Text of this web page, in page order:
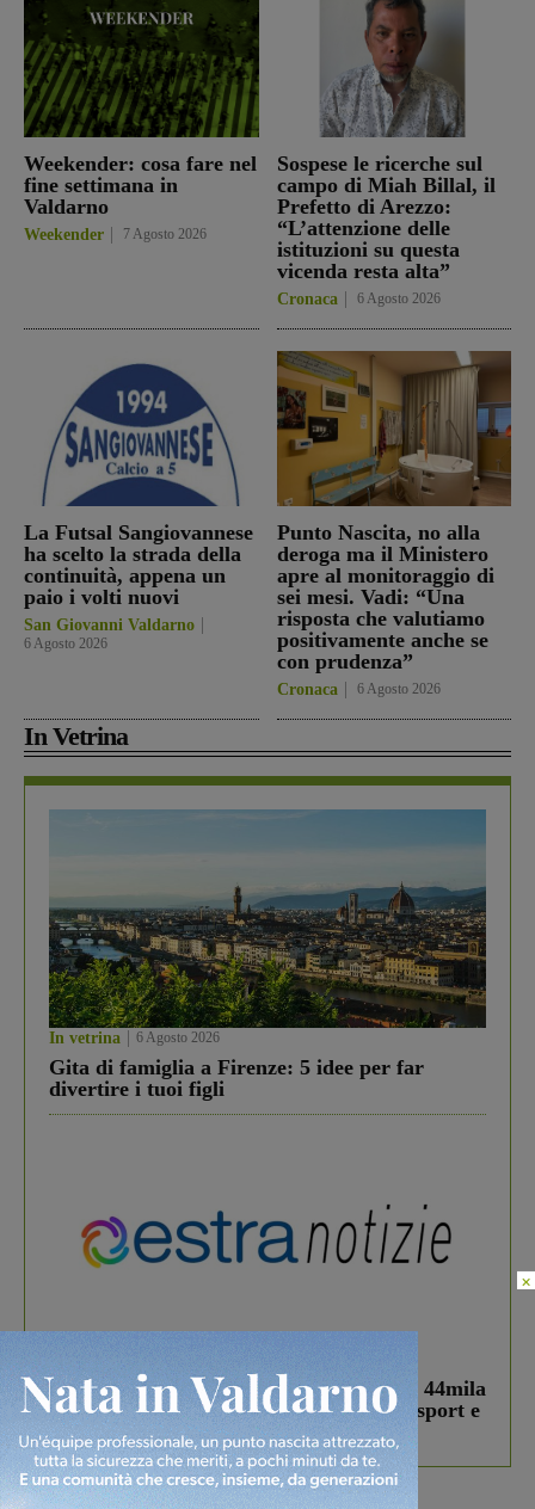
Weekender: cosa fare nel
fine settimana in
Valdarno
Weekender 7 Agosto 2026
Sospese le ricerche sul
campo di Miah Billal, il
Prefetto di Arezzo:
“L’attenzione delle
istituzioni su questa
vicenda resta alta”
Cronaca 6 Agosto 2026
La Futsal Sangiovannese
ha scelto la strada della
continuità, appena un
paio i volti nuovi
San Giovanni Valdarno
6 Agosto 2026
Punto Nascita, no alla
deroga ma il Ministero
apre al monitoraggio di
sei mesi. Vadi: “Una
risposta che valutiamo
positivamente anche se
con prudenza”
Cronaca 6 Agosto 2026
In Vetrina
In vetrina 6 Agosto 2026
Gita di famiglia a Firenze: 5 idee per far
divertire i tuoi figli
In vetrina
Estra Notizie agosto: Smart Cities, oltre 44mila
studenti coinvolti, torna il bando per lo sport e
debutta il podcast Estrair
×